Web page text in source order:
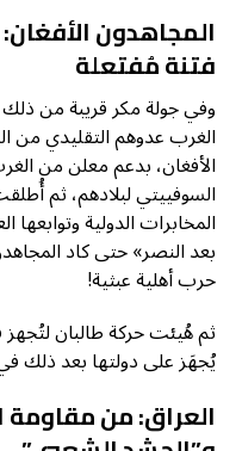
المجاهدون
فتنة مُفتعلة
وفي جولة مكر قريبة من
الغرب عدوهم التقليدي من
الأفغان، بدعم معلن من
السوفييتي لبلادهم، ثم
المخابرات الدولية وتوابعها
بعد النصر» حتى كاد
حرب أهلية عبثية!
ثم هُيئت حركة طالبان
يُجهَز على دولتها بعد ذلك
العراق: من مقاومة